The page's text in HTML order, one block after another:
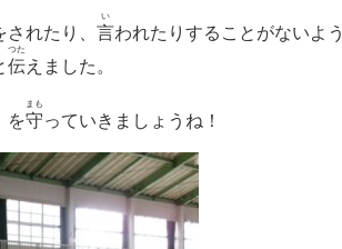
れたり、 言
い
われたりすることがないよう
伝
つた
えました。
を守
まも
っていきましょうね！